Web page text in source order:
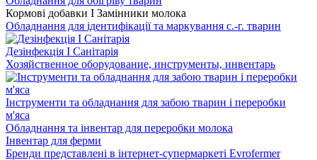
Кормові добавки І Замінники молока
Обладнання для ідентифікації та маркування с.-г. тварин
Дезінфекція І Санітарія
Хозяйственное оборудование, инструменты, инвентарь
Інструменти та обладнання для забою тварин і переробки
м'яса
Обладнання та інвентар для переробки молока
Інвентар для ферми
Бренди представлені в інтернет-супермаркеті Evrofermer